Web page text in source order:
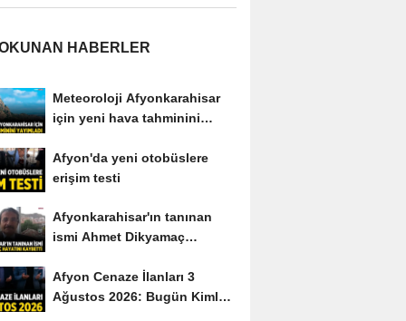
HABERLER
Meteoroloji Afyonkarahisar
için yeni hava tahminini
Afyon'da yeni otobüslere
erişim testi
Afyonkarahisar'ın tanınan
ismi Ahmet Dikyamaç
Afyon Cenaze İlanları 3
Ağustos 2026: Bugün Kimler